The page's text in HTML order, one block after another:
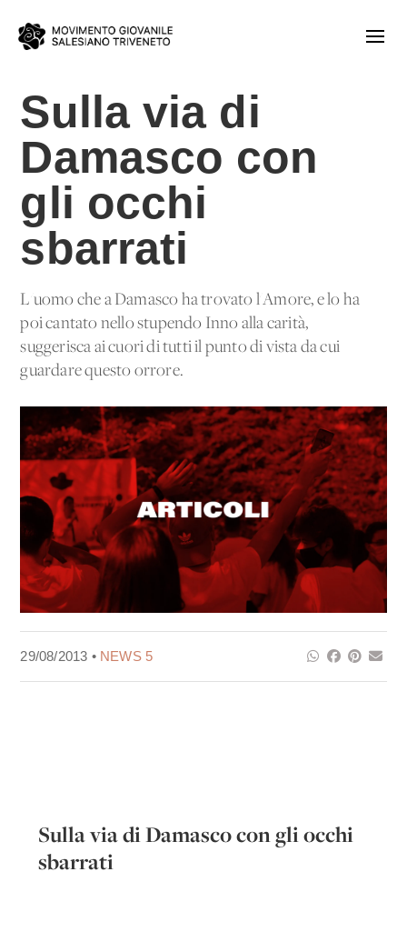
Sulla via di
Damasco con
gli occhi
sbarrati
L'uomo che a Damasco ha trovato l'Amore, e lo ha
poi cantato nello stupendo Inno alla carità,
suggerisca ai cuori di tutti il punto di vista da cui
guardare questo orrore.
29/08/2013 • NEWS 5
Sulla via di Damasco con gli occhi
sbarrati